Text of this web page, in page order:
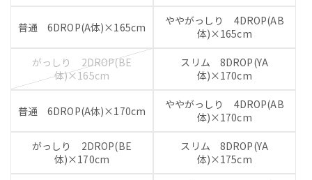
普通 6DROP(A体)×165cm
ややがっしり 4DROP(AB
体)×165cm
がっしり 2DROP(BE
体)×165cm
スリム 8DROP(YA
体)×170cm
普通 6DROP(A体)×170cm
ややがっしり 4DROP(AB
体)×170cm
がっしり 2DROP(BE
体)×170cm
スリム 8DROP(YA
体)×175cm